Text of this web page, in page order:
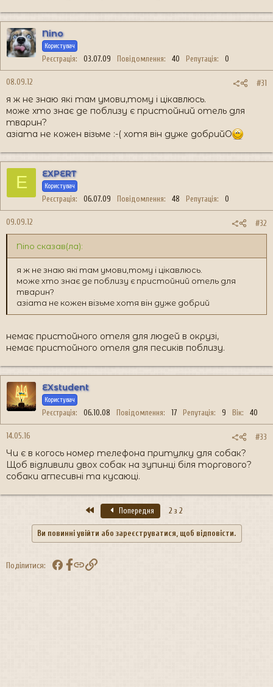
Nino
Користувач
Реєстрація 03.07.09 Повідомлення 40 Репутація 0
08.09.12 #31
я ж не знаю які там умови,тому і цікавлюсь.
може хто знає де поблизу є пристойний отель для
тварин?
азіата не кожен візьме :-( хотя він дуже добрийO
E EXPERT
Користувач
Реєстрація 06.07.09 Повідомлення 48 Репутація 0
09.09.12 #32
Nino сказав(ла):
я ж не знаю які там умови,тому і цікавлюсь.
може хто знає де поблизу є пристойний отель для
тварин?
азіата не кожен візьме хотя він дуже добрий
немає пристойного отеля для людей в окрузі,
немає пристойного отеля для песиків поблизу.
EXstudent
Користувач
Реєстрація 06.10.08 Повідомлення 17 Репутація 9 Вік 40
14.05.16 #33
Чи є в когось номер телефона притулку для собак?
Щоб відливили двох собак на зупинці біля торгового?
собаки агпесивні та кусаюці.
Перший Попередня 2 з 2
Ви повинні увійти або зареєструватися, щоб відповісти.
Поділитися: FacebookПосилання